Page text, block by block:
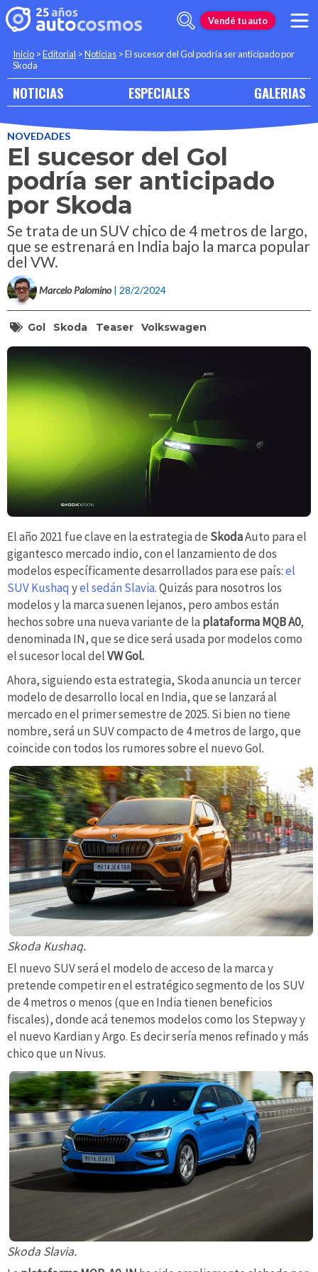
Vendé tu auto
Inicio >Editorial >Noticias >El sucesor del Gol podría ser anticipado por
Skoda
NOTICIAS ESPECIALES GALERIAS
NOVEDADES
El sucesor del Gol
podría ser anticipado
por Skoda
Se trata de un SUV chico de 4 metros de largo,
que se estrenará en India bajo la marca popular
del VW.
Marcelo Palomino | 28/2/2024
Gol Skoda Teaser Volkswagen
El año 2021 fue clave en la estrategia de SkodaAuto para el
gigantesco mercado indio, con el lanzamiento de dos
modelos específicamente desarrollados para ese país:el
SUV Kushaqyel sedán Slavia. Quizás para nosotros los
modelos y la marca suenen lejanos, pero ambos están
hechos sobre una nueva variante de la plataforma MQB A0,
denominada IN, que se dice será usada por modelos como
el sucesor local delVW Gol.
Ahora, siguiendo esta estrategia, Skoda anuncia un tercer
modelo de desarrollo local en India, que se lanzará al
mercado en el primer semestre de 2025. Si bien no tiene
nombre, será un SUV compacto de 4 metros de largo, que
coincide con todos los rumores sobre el nuevo Gol.
Skoda Kushaq.
El nuevo SUV será el modelo de acceso de la marca y
pretende competir en el estratégico segmento de los SUV
de 4 metros o menos (que en India tienen beneficios
fiscales), donde acá tenemos modelos como los Stepway y
el nuevo Kardian y Argo. Es decir sería menos refinado y más
chico que un Nivus.
Skoda Slavia.